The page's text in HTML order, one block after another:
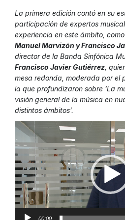
La primera edición contó en su
participación de expertos
experiencia en este ámbito,
Manuel Marvizón y Francisco
director de la Banda Sinfónica
Francisco Javier Gutiérrez ,
mesa redonda, moderada por el
la que profundizaron sobre ‘La
visión general de la música en
distintos ámbitos’.
Reproductor
vídeo
00:00